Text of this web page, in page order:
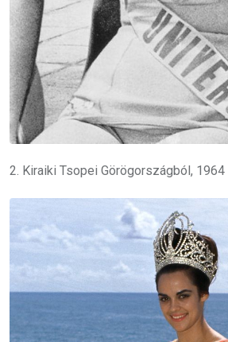
2. Kiraiki Tsopei Görögországból, 1964